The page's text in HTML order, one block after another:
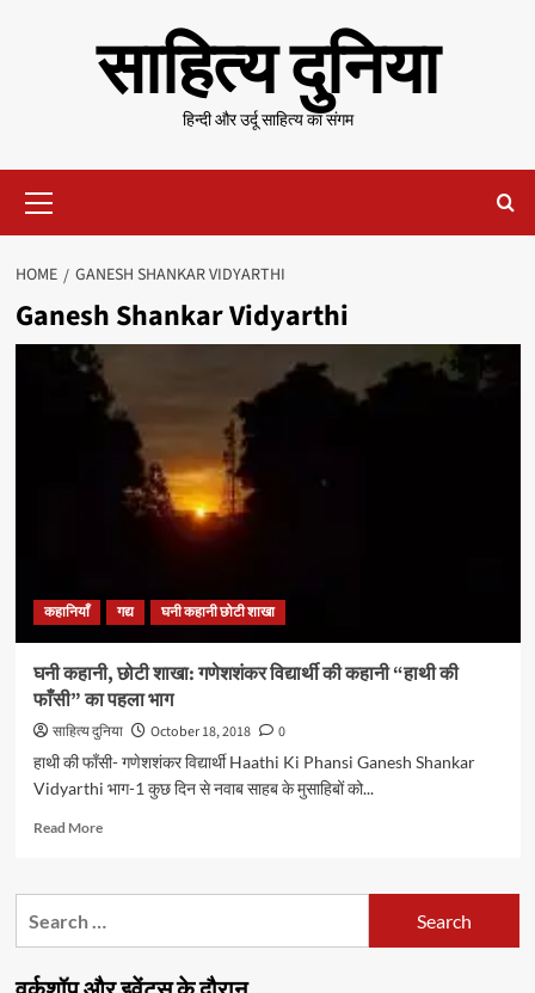
साहित्य दुनिया
हिन्दी और उर्दू साहित्य का संगम
Menu
HOME GANESH SHANKAR VIDYARTHI
Ganesh Shankar Vidyarthi
कहानियाँ गद्य घनी कहानी छोटी शाखा
घनी कहानी, छोटी शाखा: गणेशशंकर विद्यार्थी की कहानी “हाथी की
फाँसी” का पहला भाग
साहित्य दुनिया October 18, 2018
0
हाथी की फाँसी- गणेशशंकर विद्यार्थी Haathi Ki Phansi Ganesh Shankar
Vidyarthi भाग-1 कुछ दिन से नवाब साहब के मुसाहिबों को...
Read MoreRead
घनी
गणेशशंकर